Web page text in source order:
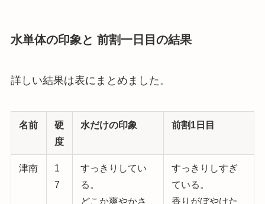
水単体の印象と 前割一日目の結果
詳しい結果は表にまとめました。
名前
硬
度
水だけの印象 前割1日目
津南
1
7
すっきりしてい
る。
どこか爽やかさ
すっきりしすぎ
ている。
香りがぼやけた